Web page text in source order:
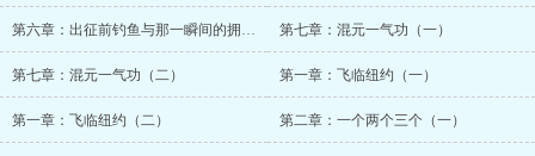
第六章：出征前钓鱼与那一瞬间的拥抱（二） 第七章：混元一气功（一）
第七章：混元一气功（二） 第一章：飞临纽约（一）
第一章：飞临纽约（二） 第二章：一个两个三个（一）